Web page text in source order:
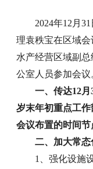
2024年12月
理袁秩宝在区域会
水产经营区域副
公室人员参加会议
一、传达12
岁末年初重点工
会议布置的时间节
二、加大常
1、强化设施